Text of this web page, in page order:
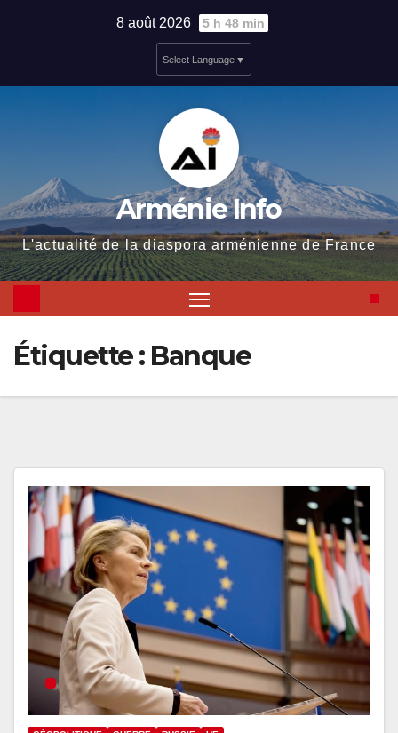
8 août 2026 5 h 48 min
Select Language ▼
Arménie Info
L'actualité de la diaspora arménienne de France
Étiquette : Banque